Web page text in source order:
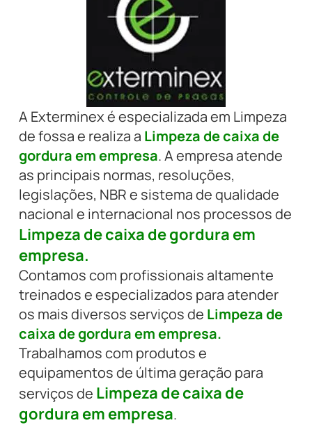
A Exterminex é especializada em Limpeza
de fossa e realiza a Limpeza de caixa de
gordura em empresa. A empresa atende
as principais normas, resoluções,
legislações, NBR e sistema de qualidade
nacional e internacional nos processos de
Limpeza de caixa de gordura em
empresa.
Contamos com profissionais altamente
treinados e especializados para atender
os mais diversos serviços de Limpeza de
caixa de gordura em empresa.
Trabalhamos com produtos e
equipamentos de última geração para
serviços de Limpeza de caixa de
gordura em empresa.